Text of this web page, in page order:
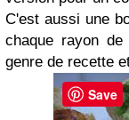
C'est aussi une
chaque rayon
genre de recette
Save